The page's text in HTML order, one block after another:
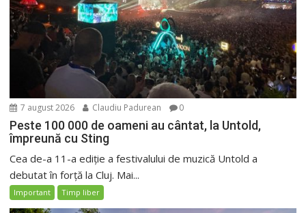
7 august 2026 Claudiu Padurean 0
Peste 100 000 de oameni au cântat, la Untold,
împreună cu Sting
Cea de-a 11-a ediție a festivalului de muzică Untold a
debutat în forță la Cluj. Mai...
Important Timp liber